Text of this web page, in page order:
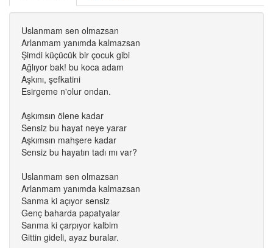
Uslanmam sen olmazsan
Arlanmam yanımda kalmazsan
Şimdi küçücük bir çocuk gibi
Ağlıyor bak! bu koca adam
Aşkını, şefkatini
Esirgeme n'olur ondan.
Aşkımsın ölene kadar
Sensiz bu hayat neye yarar
Aşkımsın mahşere kadar
Sensiz bu hayatın tadı mı var?
Uslanmam sen olmazsan
Arlanmam yanımda kalmazsan
Sanma ki açıyor sensiz
Genç baharda papatyalar
Sanma ki çarpıyor kalbim
Gittin gideli, ayaz buralar.